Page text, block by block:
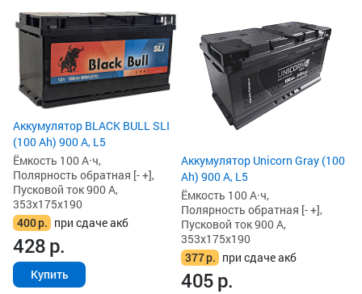
поддержки.
запустить авто.
Сдать по
потерялся
он неладен.
Аккумулятор BLACK BULL SLI
(100 Ah) 900 А, L5
Ёмкость 100 А·ч,
Полярность обратная [- +],
Пусковой ток 900 А,
353x175x190
400р. при сдаче акб
428р.
Купить
Аккумулятор Unicorn Gray (100
Ah) 900 А, L5
Ёмкость 100 А·ч,
Полярность обратная [- +],
Пусковой ток 900 А,
353x175x190
377р. при сдаче акб
405р.